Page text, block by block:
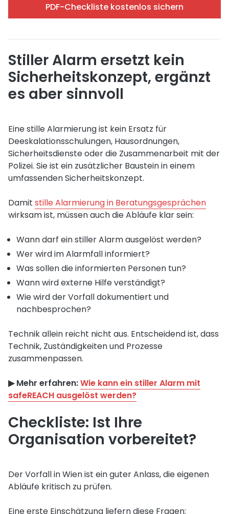
PDF-Checkliste kostenlos sichern
Stiller Alarm ersetzt kein
Sicherheitskonzept, ergänzt
es aber sinnvoll
Eine stille Alarmierung ist kein Ersatz für
Deeskalationsschulungen, Hausordnungen,
Sicherheitsdienste oder die Zusammenarbeit mit der
Polizei. Sie ist ein zusätzlicher Baustein in einem
umfassenden Sicherheitskonzept.
Damit stille Alarmierung in Beratungsgesprächen
wirksam ist, müssen auch die Abläufe klar sein:
Wann darf ein stiller Alarm ausgelöst werden?
Wer wird im Alarmfall informiert?
Was sollen die informierten Personen tun?
Wann wird externe Hilfe verständigt?
Wie wird der Vorfall dokumentiert und
nachbesprochen?
Technik allein reicht nicht aus. Entscheidend ist, dass
Technik, Zuständigkeiten und Prozesse
zusammenpassen.
▶︎ Mehr erfahren:Wie kann ein stiller Alarm mit
safeREACH ausgelöst werden?
Checkliste: Ist Ihre
Organisation vorbereitet?
Der Vorfall in Wien ist ein guter Anlass, die eigenen
Abläufe kritisch zu prüfen.
Eine erste Einschätzung liefern diese Fragen: